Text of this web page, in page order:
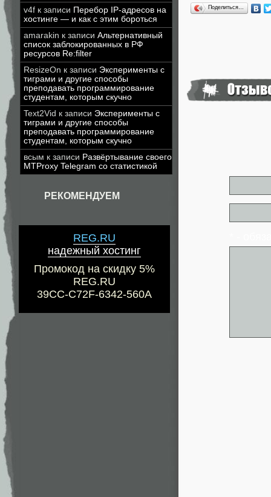
v4f к записи Перебор IP-адресов на
хостинге — и как с этим бороться
amarakin к записи Альтернативный
список заблокированных в РФ
ресурсов Re:filter
ResizeOn к записи Эксперименты с
тиграми и другие способы
преподавать программирование
студентам, которым скучно
Text2Vid к записи Эксперименты с
тиграми и другие способы
преподавать программирование
студентам, которым скучно
всым к записи Развёртывание своего
MTProxy Telegram со статистикой
РЕКОМЕНДУЕМ
REG.RU
надежный хостинг
Промокод на скидку 5%
REG.RU
39CC-C72F-6342-560A
Поделиться…